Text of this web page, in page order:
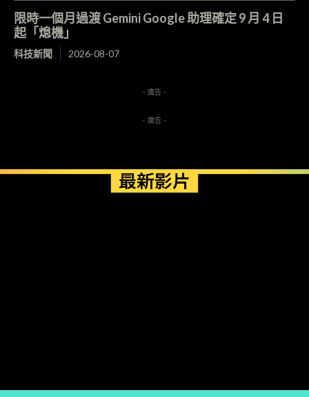
限時一個月過渡 Gemini Google 助理確定 9 月 4 日
起「熄機」
科技新聞 2026-08-07
- 廣告 -
- 廣告 -
最新影片